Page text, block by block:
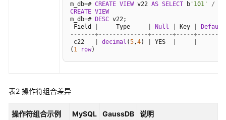
m_db=# CREATE VIEW v22 AS SELECT b '101' /
CREATE VIEW
m_db=# DESC v22;
Field
     Type
Null Key
Default
-------+--------------+------+-----
c22
decimal (5,4) YES
( 1 row)
表2 操作符组合差异
操作符组合示例
MySQL
GaussDB
说明